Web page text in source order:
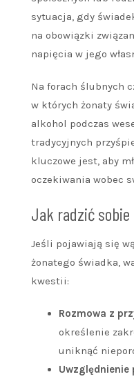
sytuacja, gdy
na obowiązki
napięcia w jego
Na forach ślubnych
w których żonaty
alkohol podczas
tradycyjnych
kluczowe jest, aby
oczekiwania wobec
Jak radzić sobie
Jeśli pojawiają się
żonatego świadka,
kwestii:
Rozmowa z
określenie
uniknąć